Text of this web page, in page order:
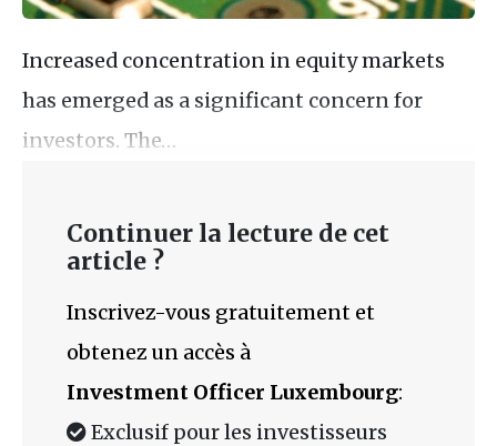
Increased concentration in equity markets
has emerged as a significant concern for
investors. The…
Continuer la lecture de cet
article ?
Inscrivez-vous gratuitement et
obtenez un accès à
Investment Officer Luxembourg:
Exclusif pour les investisseurs